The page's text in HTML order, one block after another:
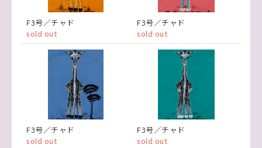
F3号／チャド
sold out
F3号／チャド
sold out
F3号／チャド
sold out
F3号／チャド
sold out